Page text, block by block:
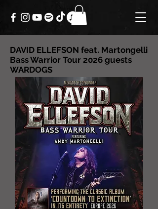
DAVID ELLEFSON feat. Martongelli
Bass Warrior Tour 2026 guests
WARDOGS